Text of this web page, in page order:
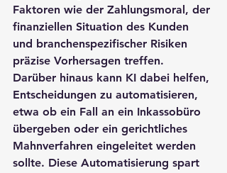
Faktoren wie der Zahlungsmoral, der
finanziellen Situation des Kunden
und branchenspezifischer Risiken
präzise Vorhersagen treffen.
Darüber hinaus kann KI dabei helfen,
Entscheidungen zu automatisieren,
etwa ob ein Fall an ein Inkassobüro
übergeben oder ein gerichtliches
Mahnverfahren eingeleitet werden
sollte. Diese Automatisierung spart